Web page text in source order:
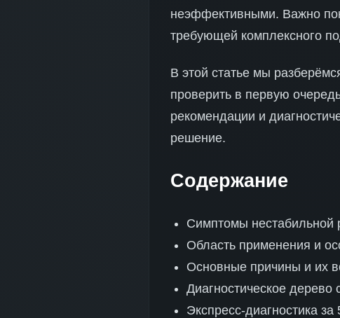
неэффективными. Важно
требующей комплексного
В этой статье мы
проверить в первую
рекомендации и
решение.
Содержание
Симптомы нестабильной
Область применения и
Основные причины и их
Диагностическое дерево
Экспресс-диагностика за